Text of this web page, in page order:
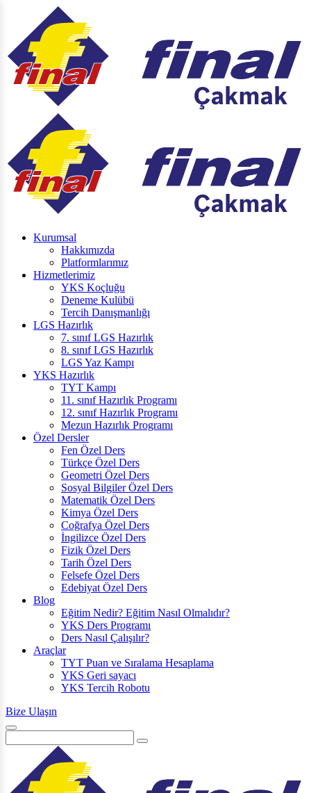
Kurumsal
Hakkımızda
Platformlarımız
Hizmetlerimiz
YKS Koçluğu
Deneme Kulübü
Tercih Danışmanlığı
LGS Hazırlık
7. sınıf LGS Hazırlık
8. sınıf LGS Hazırlık
LGS Yaz Kampı
YKS Hazırlık
TYT Kampı
11. sınıf Hazırlık Programı
12. sınıf Hazırlık Programı
Mezun Hazırlık Programı
Özel Dersler
Fen Özel Ders
Türkçe Özel Ders
Geometri Özel Ders
Sosyal Bilgiler Özel Ders
Matematik Özel Ders
Kimya Özel Ders
Coğrafya Özel Ders
İngilizce Özel Ders
Fizik Özel Ders
Tarih Özel Ders
Felsefe Özel Ders
Edebiyat Özel Ders
Blog
Eğitim Nedir? Eğitim Nasıl Olmalıdır?
YKS Ders Programı
Ders Nasıl Çalışılır?
Araçlar
TYT Puan ve Sıralama Hesaplama
YKS Geri sayacı
YKS Tercih Robotu
Bize Ulaşın